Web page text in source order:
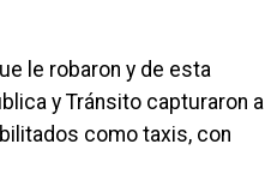
le robaron y de esta
y Tránsito capturaron a
como taxis, con